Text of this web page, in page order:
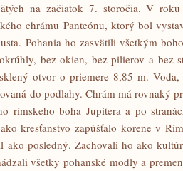
na začiatok 7. storočia. V
chrámu Panteónu, ktorý bol
Pohania ho zasvätili všetkým
bez okien, bez pilierov a bez
otvor o priemere 8,85 m.
do podlahy. Chrám má rovnaký
rímskeho boha Jupitera a po
kresťanstvo zapúšťalo korene v
ako posledný. Zachovali ho ako
všetky pohanské modly a